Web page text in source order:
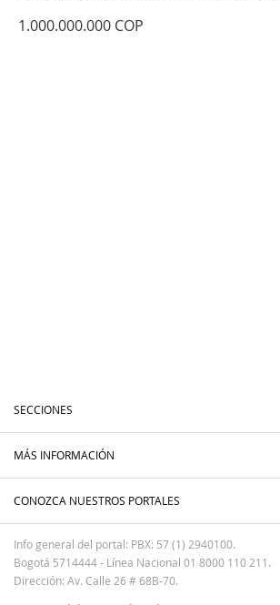
1.000.000.000 COP
SECCIONES
MÁS INFORMACIÓN
CONOZCA NUESTROS PORTALES
Info general del portal: PBX: 57 (1) 2940100.
Bogotá 5714444 - Línea Nacional 01 8000 110 211.
Dirección: Av. Calle 26 # 68B-70.